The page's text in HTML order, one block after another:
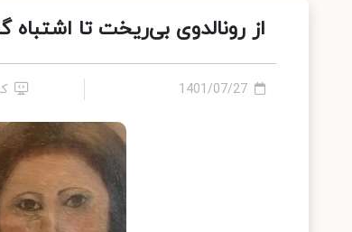
از رونالدوی بی‌ریخت تا اشتباه
1401/07/27